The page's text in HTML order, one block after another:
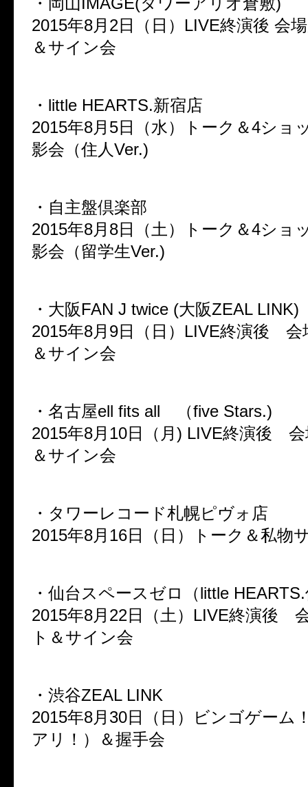
2015年8月2日（日）LIVE終演後 会
＆サイン会
・little HEARTS.新宿店
2015年8月5日（水）トーク＆4ショ
影会（住人Ver.)
・自主盤倶楽部
2015年8月8日（土）トーク＆4ショ
影会（留学生Ver.)
・大阪FAN J twice (大阪ZEAL LINK)
2015年8月9日（日）LIVE終演後 会
＆サイン会
・名古屋ell fits all （five Stars.)
2015年8月10日（月) LIVE終演後
＆サイン会
・タワーレコード札幌ピヴォ店
2015年8月16日（日）トーク＆私物
・仙台スペースゼロ（little
2015年8月22日（土）LIVE終演後
ト＆サイン会
・渋谷ZEAL LINK
2015年8月30日（日）ビンゴゲーム
アリ！）＆握手会